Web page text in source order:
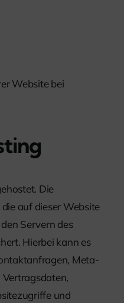
Website bei
Die
auf dieser Website
Servern des
Hierbei kann es
Meta-
und